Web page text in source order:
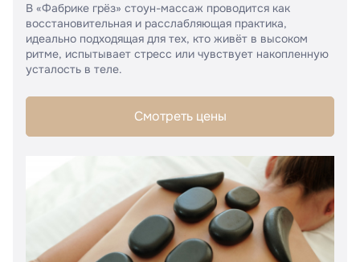
В «Фабрике грёз» стоун-массаж проводится как
восстановительная и расслабляющая практика,
идеально подходящая для тех, кто живёт в высоком
ритме, испытывает стресс или чувствует накопленную
усталость в теле.
Смотреть цены